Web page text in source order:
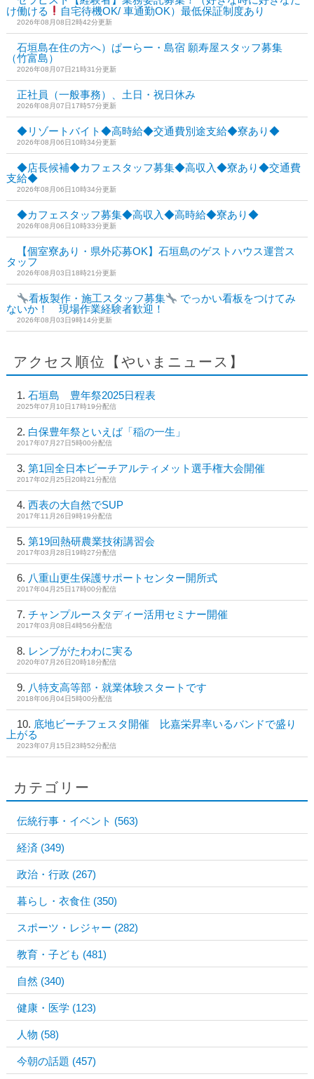
け働ける
自宅待機OK/ 車通勤OK）最低保証制度あり
2026年08月08日2時42分更新
石垣島在住の方へ）ぱーらー・島宿 願寿屋スタッフ募集
（竹富島）
2026年08月07日21時31分更新
正社員（一般事務）、土日・祝日休み
2026年08月07日17時57分更新
◆リゾートバイト◆高時給◆交通費別途支給◆寮あり◆
2026年08月06日10時34分更新
◆店長候補◆カフェスタッフ募集◆高収入◆寮あり◆交通費
支給◆
2026年08月06日10時34分更新
◆カフェスタッフ募集◆高収入◆高時給◆寮あり◆
2026年08月06日10時33分更新
【個室寮あり・県外応募OK】石垣島のゲストハウス運営ス
タッフ
2026年08月03日18時21分更新
看板製作・施工スタッフ募集
でっかい看板をつけてみ
ないか！ 現場作業経験者歓迎！
2026年08月03日9時14分更新
アクセス順位【やいまニュース】
石垣島 豊年祭2025日程表
2025年07月10日17時19分配信
白保豊年祭といえば「稲の一生」
2017年07月27日5時00分配信
第1回全日本ビーチアルティメット選手権大会開催
2017年02月25日20時21分配信
西表の大自然でSUP
2017年11月26日9時19分配信
第19回熱研農業技術講習会
2017年03月28日19時27分配信
八重山更生保護サポートセンター開所式
2017年04月25日17時00分配信
チャンプルースタディー活用セミナー開催
2017年03月08日4時56分配信
レンブがたわわに実る
2020年07月26日20時18分配信
八特支高等部・就業体験スタートです
2018年06月04日5時00分配信
底地ビーチフェスタ開催 比嘉栄昇率いるバンドで盛り
上がる
2023年07月15日23時52分配信
カテゴリー
伝統行事・イベント (563)
経済 (349)
政治・行政 (267)
暮らし・衣食住 (350)
スポーツ・レジャー (282)
教育・子ども (481)
自然 (340)
健康・医学 (123)
人物 (58)
今朝の話題 (457)